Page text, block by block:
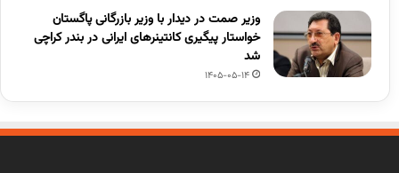
وزیر صمت در دیدار با وزیر بازرگانی پاگستان
خواستار پیگیری کانتینرهای ایرانی در بندر کراچی
شد
1405-05-14